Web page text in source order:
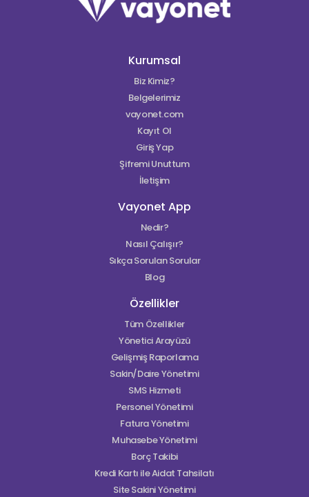
Kurumsal
Biz Kimiz?
Belgelerimiz
vayonet.com
Kayıt Ol
Giriş Yap
Şifremi Unuttum
İletişim
Vayonet App
Nedir?
Nasıl Çalışır?
Sıkça Sorulan Sorular
Blog
Özellikler
Tüm Özellikler
Yönetici Arayüzü
Gelişmiş Raporlama
Sakin/Daire Yönetimi
SMS Hizmeti
Personel Yönetimi
Fatura Yönetimi
Muhasebe Yönetimi
Borç Takibi
Kredi Kartı ile Aidat Tahsilatı
Site Sakini Yönetimi